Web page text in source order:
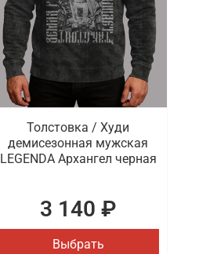
Толстовка / Худи
демисезонная мужская
LEGENDA Архангел черная
3 140 ₽
Выбрать